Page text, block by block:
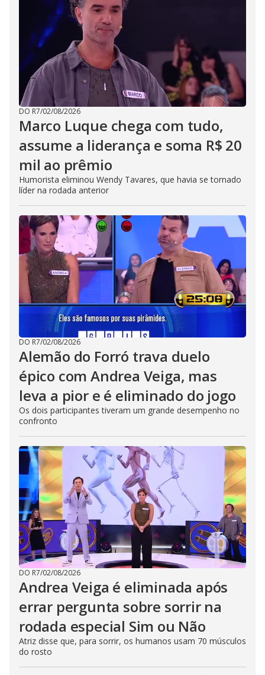
DO R7/02/08/2026
Marco Luque chega com tudo,
assume a liderança e soma R$ 20
mil ao prêmio
Humorista eliminou Wendy Tavares, que havia se tornado
líder na rodada anterior
DO R7/02/08/2026
Alemão do Forró trava duelo
épico com Andrea Veiga, mas
leva a pior e é eliminado do jogo
Os dois participantes tiveram um grande desempenho no
confronto
DO R7/02/08/2026
Andrea Veiga é eliminada após
errar pergunta sobre sorrir na
rodada especial Sim ou Não
Atriz disse que, para sorrir, os humanos usam 70 músculos
do rosto